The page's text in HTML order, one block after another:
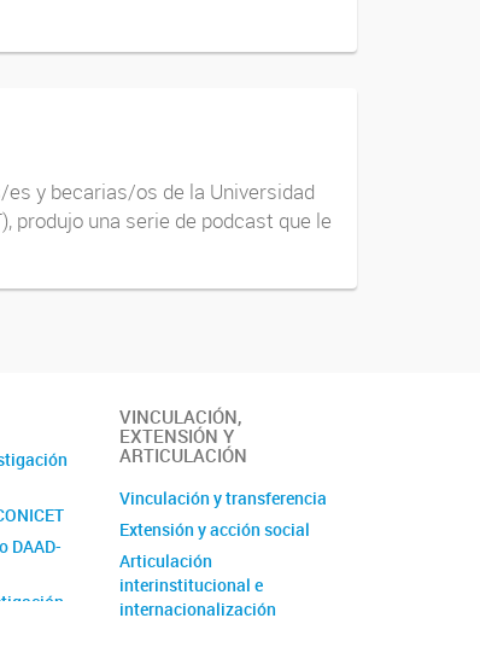
y becarias/os de la Universidad
produjo una serie de podcast que le
DAAD-
VINCULACIÓN,
EXTENSIÓN Y
ARTICULACIÓN
Vinculación y transferencia
Extensión y acción social
Articulación
interinstitucional e
internacionalización